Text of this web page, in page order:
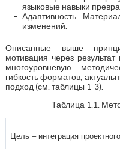
языковые навыки
Адаптивность:
изменений.
Описанные выше
мотивация через
многоуровневую
гибкость форматов,
подход (см. таблицы 1-3).
Таблица 1.1.
Цель – интеграция